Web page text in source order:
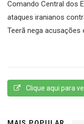
Comando Central dos
ataques iranianos
Teerã nega acusações
Clique aqui para